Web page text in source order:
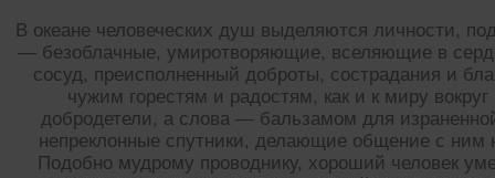
В океане человеческих душ выделяются личности,
— безоблачные, умиротворяющие, вселяющие в
сосуд, преисполненный доброты, сострадания и
чужим горестям и радостям, как и к миру
добродетели, а слова — бальзамом для
непреклонные спутники, делающие общение с
Подобно мудрому проводнику, хороший человек